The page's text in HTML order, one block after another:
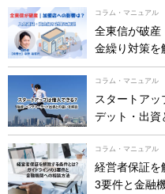
コラム・マニュアル
全東信が破産
金繰り対策を
コラム・マニュアル
スタートア
デット・出資
コラム・マニュアル
経営者保証を
3要件と金融